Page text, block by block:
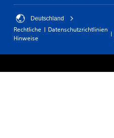
Deutschland
Rechtliche
Hinweise
Datenschutzrichtlinien